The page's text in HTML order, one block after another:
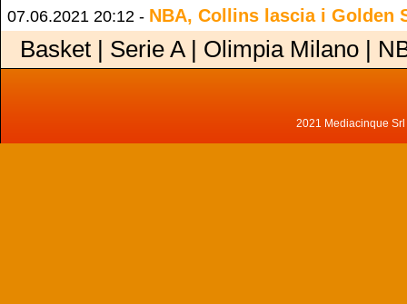
07.06.2021 20:12 - NBA, Collins lascia i Golden
Basket | Serie A | Olimpia Milano |
2021 Mediacinque Srl